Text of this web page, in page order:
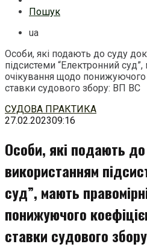
Пошук
ua
Особи, які подають до суду
підсистеми “Електронний
очікування щодо понижуючого
ставки судового збору: ВП ВС
Перейти
до
СУДОВА ПРАКТИКА
27.02.202309:16
Особи, які подають
використанням
суд”, мають
понижуючого
ставки судового